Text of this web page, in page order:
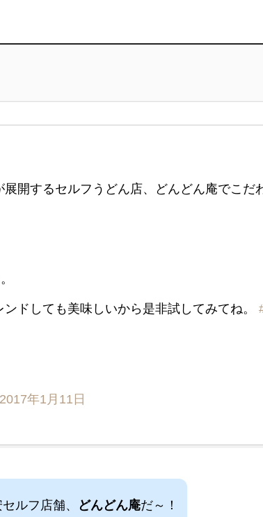
開するセルフうどん店、どんどん庵でこだ
ドしても美味しいから是非試してみてね。
2017年1月11日
ルフ店舗、 どんどん庵だ～！